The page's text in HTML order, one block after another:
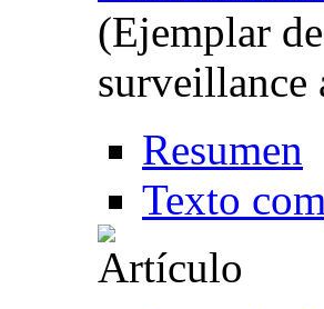
(Ejemplar
Resumen
Texto